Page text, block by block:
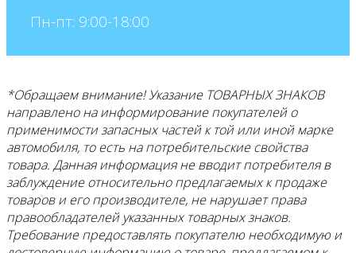
Пн-пт: 9:00-18:00
*Обращаем внимание! Указание ТОВАРНЫХ ЗНАКОВ
направлено на информирование покупателей о
применимости запасных частей к той или иной марке
автомобиля, то есть на потребительские свойства
товара. Данная информация не вводит потребителя в
заблуждение относительно предлагаемых к продаже
товаров и егопроизводителе, не нарушает права
правообладателей указанных товарных знаков.
Требование предоставлять покупателю необходимую и